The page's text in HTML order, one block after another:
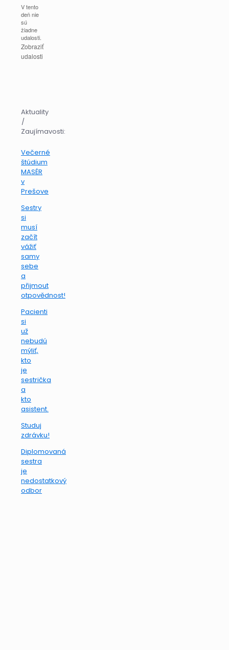
V tento
deň nie
sú
žiadne
udalosti.
Zobraziť
udalosti
Aktuality
/
Zaujímavosti:
Večerné
štúdium
MASÉR
v
Prešove
Sestry
si
musí
začít
vážiť
samy
sebe
a
přijmout
otpovědnost!
Pacienti
si
už
nebudú
mýliť,
kto
je
sestrička
a
kto
asistent.
Studuj
zdrávku!
Diplomovaná
sestra
je
nedostatkový
odbor